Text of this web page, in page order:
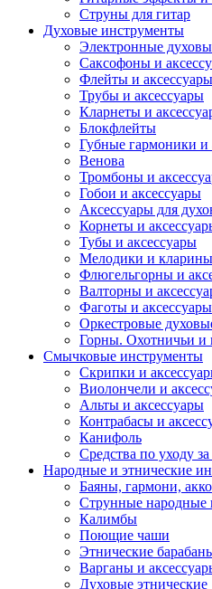
Струны для гитар
Духовые инструменты
Электронные
Саксофоны и
Флейты и аксессуары
Трубы и аксессуары
Кларнеты и
Блокфлейты
Губные гармоники и
Венова
Тромбоны и
Гобои и аксессуары
Аксессуары для
Корнеты и
Тубы и аксессуары
Мелодики и кларины
Флюгельгорны и
Валторны и
Фаготы и аксессуары
Оркестровые
Горны. Охотничьи и
Смычковые инструменты
Скрипки и
Виолончели и
Альты и аксессуары
Контрабасы и
Канифоль
Средства по уходу
Народные и этнические
Баяны, гармони,
Струнные народные
Калимбы
Поющие чаши
Этнические
Варганы и
Духовые этнические